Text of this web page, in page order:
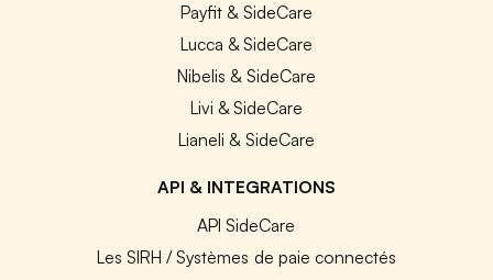
Payfit & SideCare
Lucca & SideCare
Nibelis & SideCare
Livi & SideCare
Lianeli & SideCare
API & INTEGRATIONS
API SideCare
Les SIRH / Systèmes de paie connectés